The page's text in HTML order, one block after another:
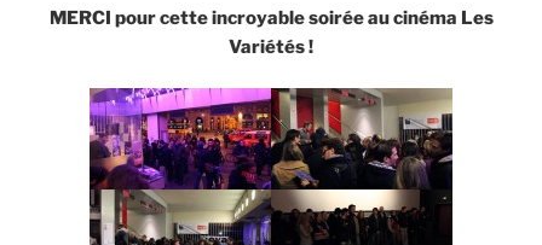
MERCI pour cette incroyable soirée au cinéma Les
Variétés !